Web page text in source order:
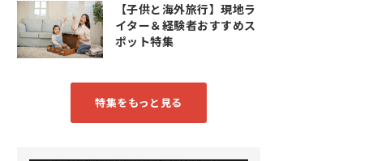
【子供と海外旅行】現地ラ
イター＆経験者おすすめス
ポット特集
特集をもっと見る